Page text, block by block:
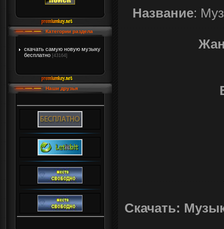
Категории раздела
скачать самую новую музыку
бесплатно [43164]
Наши друзья
Название:
Скачать: